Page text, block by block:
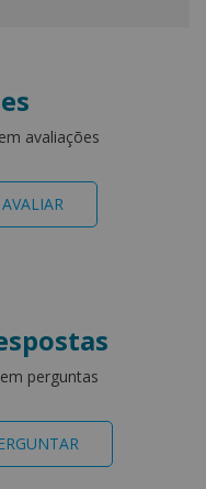
avaliações
perguntas